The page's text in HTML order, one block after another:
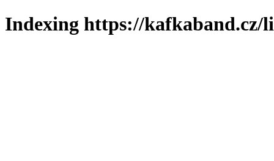
Indexing https://kafkaband.cz/